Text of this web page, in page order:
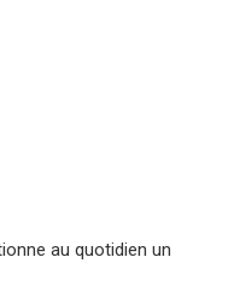
au quotidien un